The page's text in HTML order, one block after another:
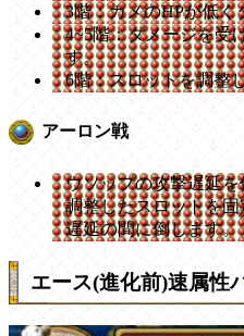
3階：カメのHPが低
4~5階：ダメージを受
す。
6階：スロットを調整
アーロン戦
ウソップの攻撃遅延
調整したスロットを固
遅延の間に倒します。
エース(進化前)速属性